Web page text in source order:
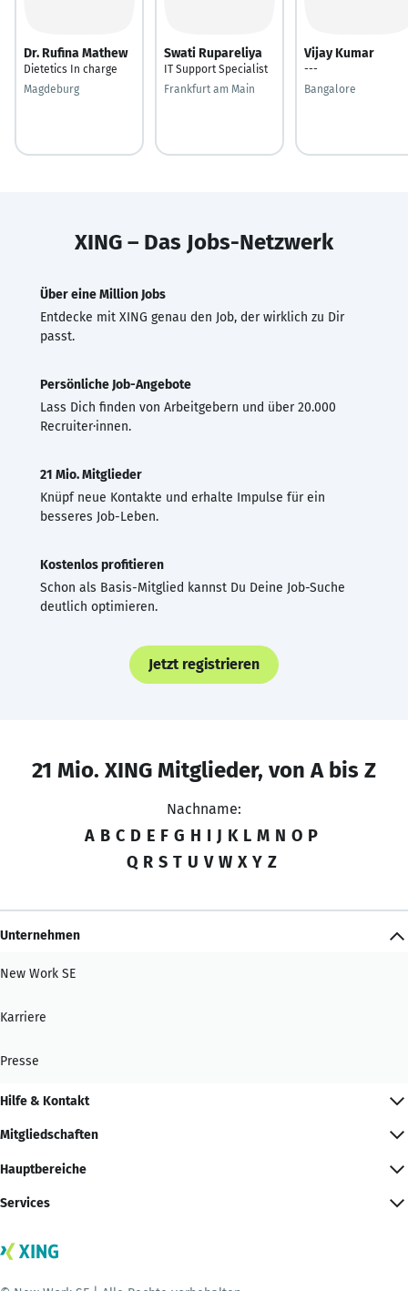
Dr. Rufina Mathew
Dietetics In charge
Magdeburg
Swati Rupareliya
IT Support Specialist
Frankfurt am Main
Vijay Kumar
---
Bangalore
XING – Das Jobs-Netzwerk
Über eine Million Jobs
Entdecke mit XING genau den Job, der wirklich zu Dir
passt.
Persönliche Job-Angebote
Lass Dich finden von Arbeitgebern und über 20.000
Recruiter·innen.
21 Mio. Mitglieder
Knüpf neue Kontakte und erhalte Impulse für ein
besseres Job-Leben.
Kostenlos profitieren
Schon als Basis-Mitglied kannst Du Deine Job-Suche
deutlich optimieren.
Jetzt registrieren
21 Mio. XING Mitglieder, von A bis Z
Nachname:
A B C D E F G H I J K L M N O P
Q R S T U V W X Y Z
Unternehmen
New Work SE
Karriere
Presse
Hilfe & Kontakt
Mitgliedschaften
Hauptbereiche
Services